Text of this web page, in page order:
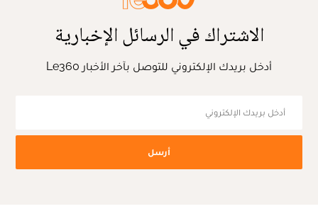
الاشتراك في الرسائل الإخبارية
أدخل بريدك الإلكتروني للتوصل بآخر الأخبار Le360
أرسل